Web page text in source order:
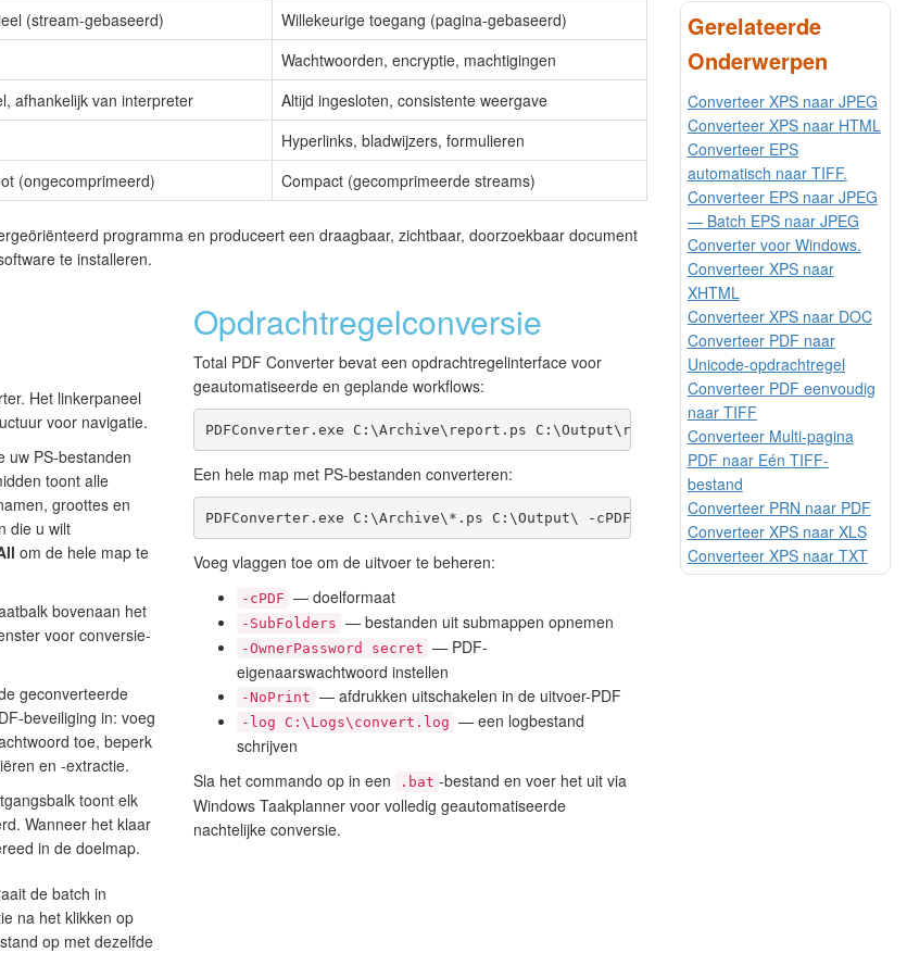
(stream-gebaseerd)
Willekeurige toegang (pagina-gebaseerd)
Wachtwoorden, encryptie, machtigingen
afhankelijk van interpreter
Altijd ingesloten, consistente weergave
Hyperlinks, bladwijzers, formulieren
(ongecomprimeerd) Compact (gecomprimeerde streams)
programma en produceert een draagbaar, zichtbaar, doorzoekbaar document
te installeren.
Het linkerpaneel
voor navigatie.
uw PS-bestanden
toont alle
groottes en
die u wilt
om de hele map te
bovenaan het
voor conversie-
geconverteerde
beveiliging in: voeg
toe, beperk
en -extractie.
toont elk
Wanneer het klaar
in de doelmap.
de batch in
na het klikken op
op met dezelfde
Opdrachtregelconversie
Total PDF Converter bevat een opdrachtregelinterface voor
geautomatiseerde en geplande workflows:
PDFConverter.exe C:\Archive\report.ps C:\Output\report.pdf -cPDF
Een hele map met PS-bestanden converteren:
PDFConverter.exe C:\Archive\*.ps C:\Output\ -cPDF
Voeg vlaggen toe om de uitvoer te beheren:
-cPDF — doelformaat
-SubFolders — bestanden uit submappen opnemen
-OwnerPassword secret — PDF-
eigenaarswachtwoord instellen
-NoPrint — afdrukken uitschakelen in de uitvoer-PDF
-log C:\Logs\convert.log — een logbestand
schrijven
Sla het commando op in een
.bat -bestand en voer het uit via
Windows Taakplanner voor volledig geautomatiseerde
nachtelijke conversie.
Gerelateerde
Onderwerpen
Converteer XPS naar JPEG
Converteer XPS naar HTML
Converteer EPS
automatisch naar TIFF.
Converteer EPS naar JPEG
— Batch EPS naar JPEG
Converter voor Windows.
Converteer XPS naar
XHTML
Converteer XPS naar DOC
Converteer PDF naar
Unicode-opdrachtregel
Converteer PDF eenvoudig
naar TIFF
Converteer Multi-pagina
PDF naar Eén TIFF-
bestand
Converteer PRN naar PDF
Converteer XPS naar XLS
Converteer XPS naar TXT